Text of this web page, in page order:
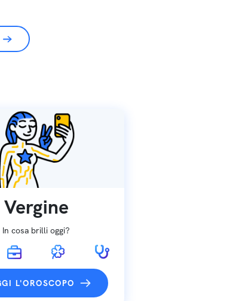
Vergine
In cosa brilli oggi?
L'OROSCOPO